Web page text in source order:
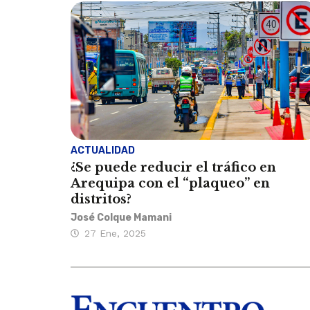
ACTUALIDAD
¿Se puede reducir el tráfico en
Arequipa con el “plaqueo” en
distritos?
José Colque Mamani
27 Ene, 2025